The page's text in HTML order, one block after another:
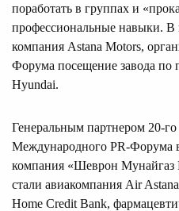
поработать в группах и
профессиональные навыки. В
компания Astana Motors,
Форума посещение завода по
Hyundai.
Генеральным партнером 20-
Международного PR-Форума
компания «Шеврон Мунайгаз
стали авиакомпания Air
Home Credit Bank,